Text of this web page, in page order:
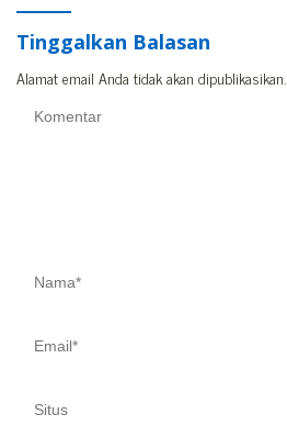
Tinggalkan Balasan
Alamat email Anda tidak akan dipublikasikan.